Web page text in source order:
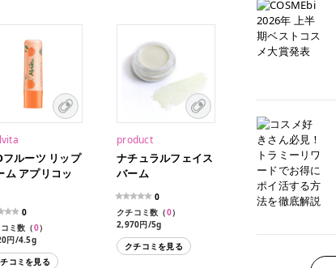
フルーツ リップ
ム アプリコッ
0
ミ数（0）
円/4.5g
コミを見る
product
ナチュラルフェイス
バーム
0
クチコミ数（0）
2,970円/5g
クチコミを見る